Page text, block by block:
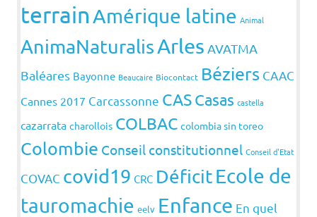
terrainAmérique latine Animal
AnimaNaturalisArles AVATMA
Baléares Bayonne Beaucaire Biocontact Béziers CAAC
Cannes 2017 Carcassonne CASCasas castella
cazarrata charollois COLBAC colombia sin toreo
Colombie Conseil constitutionnel Conseil d'Etat
COVAC covid19 CRC DéficitEcole de
tauromachie eelv Enfance En quel